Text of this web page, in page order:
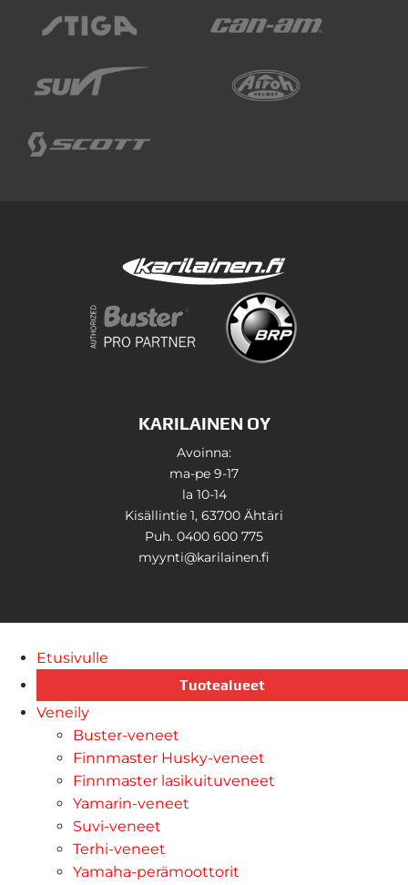
KARILAINEN OY
Avoinna:
ma-pe 9-17
la 10-14
Kisällintie 1, 63700 Ähtäri
Puh. 0400 600 775
myynti@karilainen.fi
Etusivulle
Tuotealueet
Veneily
Buster-veneet
Finnmaster Husky-veneet
Finnmaster lasikuituveneet
Yamarin-veneet
Suvi-veneet
Terhi-veneet
Yamaha-perämoottorit